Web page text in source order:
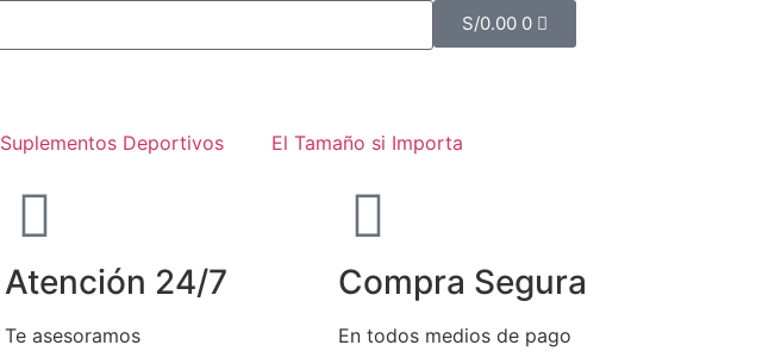
S/0.00 0
Suplementos Deportivos El Tamaño si Importa
Atención 24/7
Te asesoramos
Compra Segura
En todos medios de pago